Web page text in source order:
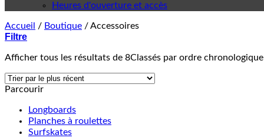
Heures d'ouverture et accès
Accueil / Boutique /Accessoires
Filtre
Afficher tous les résultats de 8Classés par ordre chronologique
Parcourir
Longboards
Planches à roulettes
Surfskates